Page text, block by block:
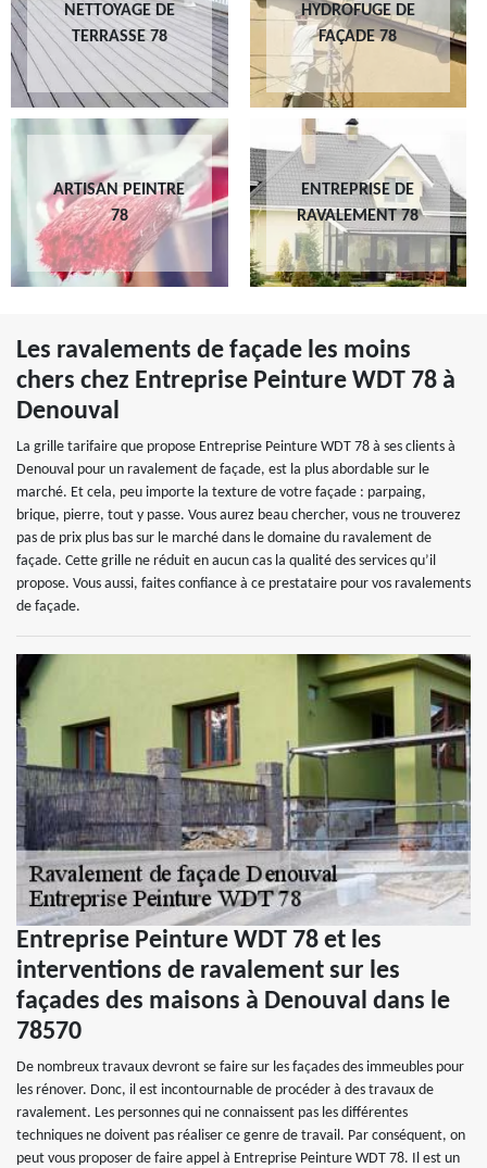
NETTOYAGE DE
TERRASSE 78
HYDROFUGE DE
FAÇADE 78
ARTISAN PEINTRE
78
ENTREPRISE DE
RAVALEMENT 78
Les ravalements de façade les moins
chers chez Entreprise Peinture WDT 78 à
Denouval
La grille tarifaire que propose Entreprise Peinture WDT 78 à ses clients à
Denouval pour un ravalement de façade, est la plus abordable sur le
marché. Et cela, peu importe la texture de votre façade : parpaing,
brique, pierre, tout y passe. Vous aurez beau chercher, vous ne trouverez
pas de prix plus bas sur le marché dans le domaine du ravalement de
façade. Cette grille ne réduit en aucun cas la qualité des services qu’il
propose. Vous aussi, faites confiance à ce prestataire pour vos ravalements
de façade.
Entreprise Peinture WDT 78 et les
interventions de ravalement sur les
façades des maisons à Denouval dans le
78570
De nombreux travaux devront se faire sur les façades des immeubles pour
les rénover. Donc, il est incontournable de procéder à des travaux de
ravalement. Les personnes qui ne connaissent pas les différentes
techniques ne doivent pas réaliser ce genre de travail. Par conséquent, on
peut vous proposer de faire appel à Entreprise Peinture WDT 78. Il est un